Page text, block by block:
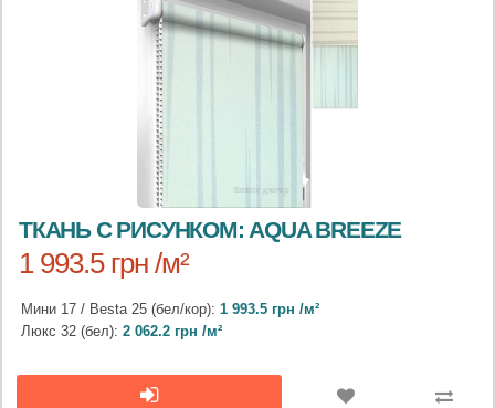
ТКАНЬ С РИСУНКОМ: AQUA BREEZE
1 993.5 грн /м²
Мини 17 / Besta 25 (бел/кор): 1 993.5 грн /м²
Люкс 32 (бел): 2 062.2 грн /м²